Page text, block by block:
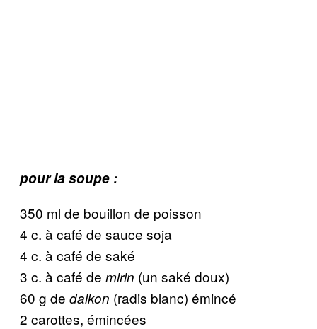
pour la soupe :
350 ml de bouillon de poisson
4 c. à café de sauce soja
4 c. à café de saké
3 c. à café de mirin (un saké doux)
60 g de daikon (radis blanc) émincé
2 carottes, émincées